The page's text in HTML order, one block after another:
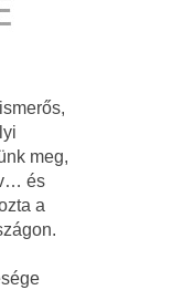
meg,
és
a